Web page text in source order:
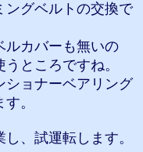
ングベルトの交換で
ルカバーも無いの
ところですね。
ショナーベアリング
。
、試運転します。